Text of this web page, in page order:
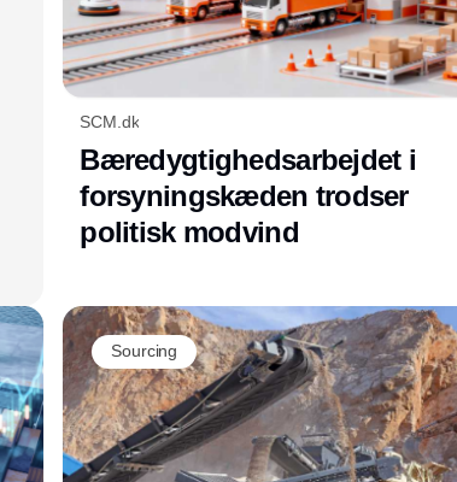
SCM.dk
Bæredygtighedsarbejdet i
forsyningskæden trodser
politisk modvind
Sourcing